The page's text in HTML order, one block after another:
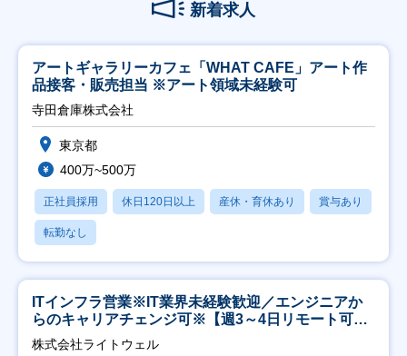
新着求人
アートギャラリーカフェ「WHAT CAFE」アート作
品接客・販売担当 ※アート領域未経験可
寺田倉庫株式会社
東京都
400万~500万
正社員採用 休日120日以上 産休・育休あり 賞与あり
転勤なし
ITインフラ営業※IT業界未経験歓迎／エンジニアか
らのキャリアチェンジ可※【週3～4日リモート可
能】
株式会社ライトウェル